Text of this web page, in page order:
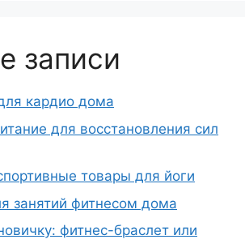
записи
кардио дома
для восстановления сил
товары для йоги
занятий фитнесом дома
фитнес-браслет или